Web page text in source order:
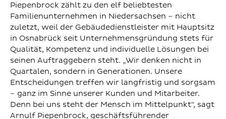
Piepenbrock zählt zu den elf beliebtesten
Familienunternehmen in Niedersachsen – nicht
zuletzt, weil der Gebäudedienstleister mit Hauptsitz
in Osnabrück seit Unternehmensgründung stets für
Qualität, Kompetenz und individuelle Lösungen bei
seinen Auftraggebern steht. „Wir denken nicht in
Quartalen, sondern in Generationen. Unsere
Entscheidungen treffen wir langfristig und sorgsam
– ganz im Sinne unserer Kunden und Mitarbeiter.
Denn bei uns steht der Mensch im Mittelpunkt“, sagt
Arnulf Piepenbrock, geschäftsführender